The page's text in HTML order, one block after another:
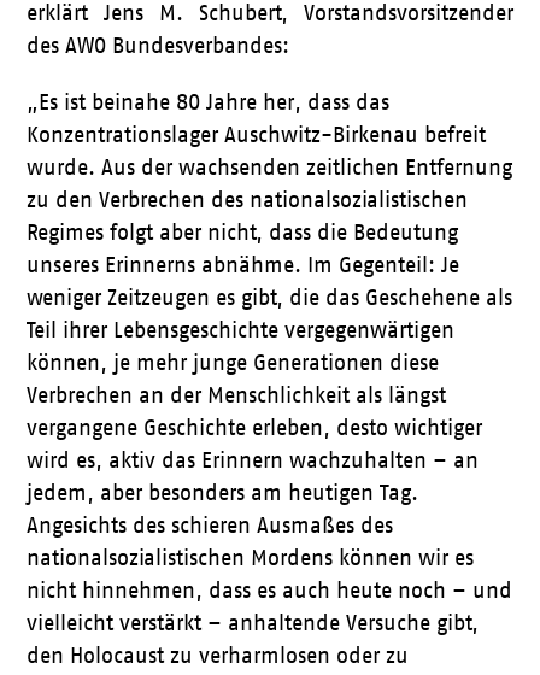
erklärt Jens M. Schubert, Vorstandsvorsitzender
des AWO Bundesverbandes:
„Es ist beinahe 80 Jahre her, dass das
Konzentrationslager Auschwitz-Birkenau befreit
wurde. Aus der wachsenden zeitlichen Entfernung
zu den Verbrechen des nationalsozialistischen
Regimes folgt aber nicht, dass die Bedeutung
unseres Erinnerns abnähme. Im Gegenteil: Je
weniger Zeitzeugen es gibt, die das Geschehene als
Teil ihrer Lebensgeschichte vergegenwärtigen
können, je mehr junge Generationen diese
Verbrechen an der Menschlichkeit als längst
vergangene Geschichte erleben, desto wichtiger
wird es, aktiv das Erinnern wachzuhalten – an
jedem, aber besonders am heutigen Tag.
Angesichts des schieren Ausmaßes des
nationalsozialistischen Mordens können wir es
nicht hinnehmen, dass es auch heute noch – und
vielleicht verstärkt – anhaltende Versuche gibt,
den Holocaust zu verharmlosen oder zu